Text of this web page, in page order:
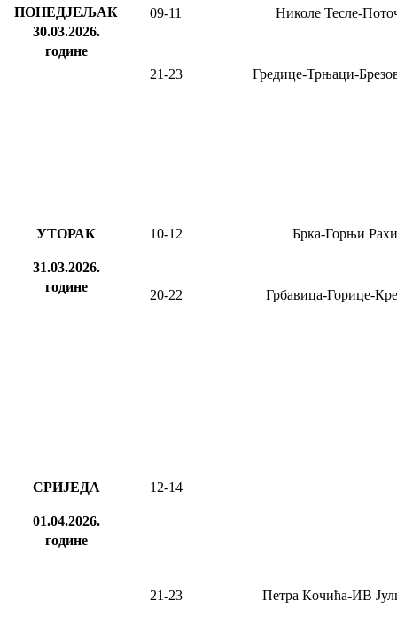
ПОНЕДЈЕЉАК
30.03.2026.
године
09-11 Николе Тесле-
21-23 Гредице-Трњаци-
УТОРАК
31.03.2026.
године
10-12 Брка-Горњи
20-22 Грбавица-Горице-
СРИЈЕДА
01.04.2026.
године
12-14
21-23 Петра Кочића-ИВ